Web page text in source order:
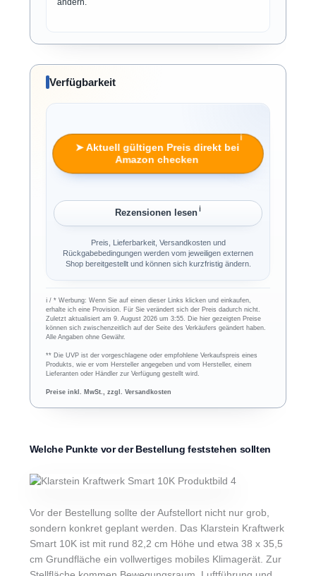
Verfügbarkeit
➤ Aktuell gültigen Preis direkt bei
Amazon checken
ℹ︎
Rezensionen lesen ℹ︎
Preis, Lieferbarkeit, Versandkosten und
Rückgabebedingungen werden vom jeweiligen externen
Shop bereitgestellt und können sich kurzfristig ändern.
ℹ︎ / * Werbung: Wenn Sie auf einen dieser Links klicken und einkaufen,
erhalte ich eine Provision. Für Sie verändert sich der Preis dadurch nicht.
Zuletzt aktualisiert am 9. August 2026 um 3:55. Die hier gezeigten Preise
können sich zwischenzeitlich auf der Seite des Verkäufers geändert haben.
Alle Angaben ohne Gewähr.
** Die UVP ist der vorgeschlagene oder empfohlene Verkaufspreis eines
Produkts, wie er vom Hersteller angegeben und vom Hersteller, einem
Lieferanten oder Händler zur Verfügung gestellt wird.
Preise inkl. MwSt., zzgl. Versandkosten
Welche Punkte vor der Bestellung feststehen sollten
Vor der Bestellung sollte der Aufstellort nicht nur grob,
sondern konkret geplant werden. Das Klarstein Kraftwerk
Smart 10K ist mit rund 82,2 cm Höhe und etwa 38 x 35,5
cm Grundfläche ein vollwertiges mobiles Klimagerät. Zur